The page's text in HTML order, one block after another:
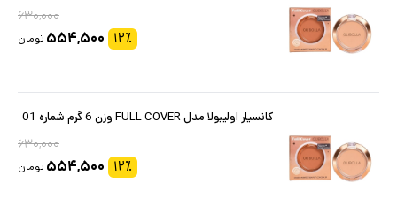
۶۳۰,۰۰۰
۱۲٪ ۵۵۴,۵۰۰ تومان
کانسیلر اولیبولا مدل FULL COVER وزن 6 گرم شماره 01
۶۳۰,۰۰۰
۱۲٪ ۵۵۴,۵۰۰ تومان